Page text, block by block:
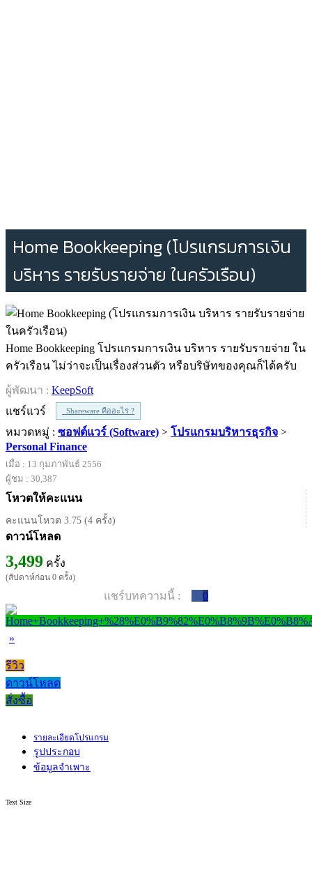
Home Bookkeeping (โปรแกรมการเงิน
บริหาร รายรับรายจ่าย ในครัวเรือน)
Home Bookkeeping โปรแกรมการเงิน บริหาร รายรับรายจ่าย ใน
ครัวเรือน ไม่ว่าจะเป็นเรื่องส่วนตัว หรือบริษัทของคุณก็ได้ครับ
ผู้พัฒนา : KeepSoft
แชร์แวร์
Shareware คืออะไร ?
หมวดหมู่ : ซอฟต์แวร์ (Software) > โปรแกรมบริหารธุรกิจ >
Personal Finance
เมื่อ : 13 กุมภาพันธ์ 2556
ผู้ชม : 30,387
โหวตให้คะแนน
คะแนนโหวต 3.75 (4 ครั้ง)
ดาวน์โหลด
3,499 ครั้ง
(สัปดาห์ก่อน 0 ครั้ง)
แชร์บทความนี้ : 0
»
รีวิว
ดาวน์โหลด
สั่งซื้อ
รายละเอียดโปรแกรม
รูปประกอบ
ข้อมูลจำเพาะ
Text Size